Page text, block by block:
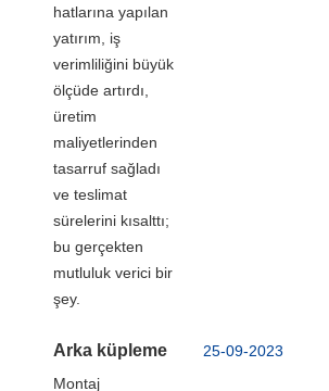
hatlarına yapılan
yatırım, iş
verimliliğini büyük
ölçüde artırdı,
üretim
maliyetlerinden
tasarruf sağladı
ve teslimat
sürelerini kısalttı;
bu gerçekten
mutluluk verici bir
şey.
25-09-2023
Arka küpleme
Montaj